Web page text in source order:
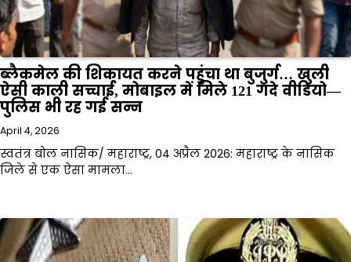
ब्लैकमेल की शिकायत करने पहुंचा था बुजुर्ग… खुली
ऐसी काली सच्चाई, मोबाइल में मिले 121 गंदे वीडियो—
पुलिस भी रह गई सन्न
April 4, 2026
स्वतंत्र बोल नासिक/ महाराष्ट्र, 04 अप्रैल 2026: महाराष्ट्र के नासिक
जिले से एक ऐसा मामला…